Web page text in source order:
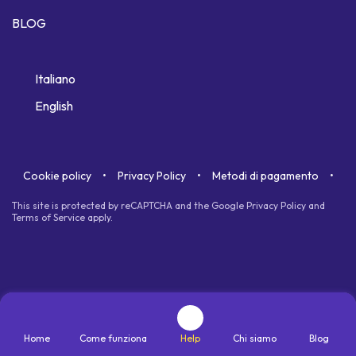
Home Come funziona Help Chi siamo Blog
BLOG
Italiano
English
Cookie policy Privacy Policy Metodi di pagamento
This site is protected by reCAPTCHA and the Google Privacy Policy and
Terms of Service apply.